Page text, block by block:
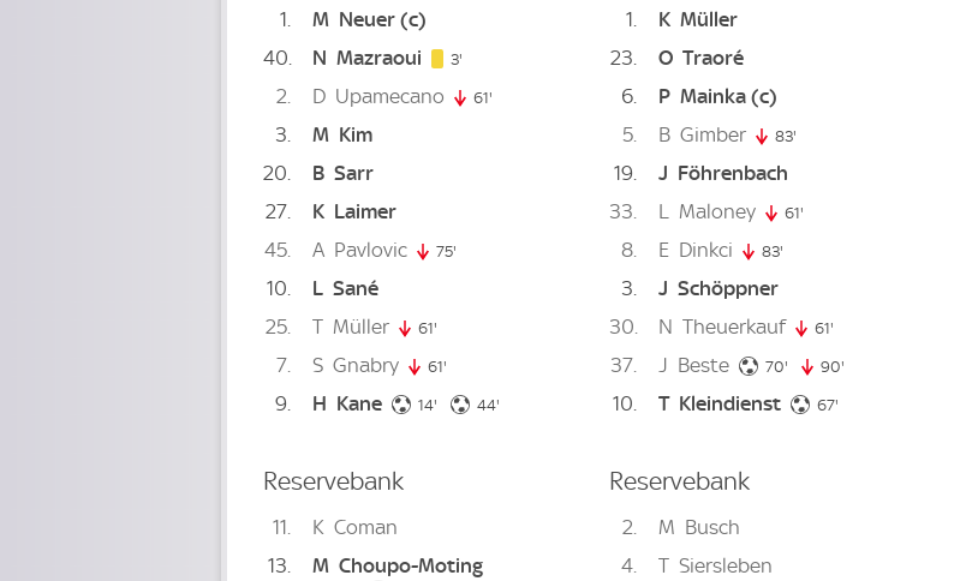
1 M Neuer(c)
40
N Mazraoui 3'
2 D Upamecano 61'
3 M Kim
20
B Sarr
27
K Laimer
45
A Pavlovic 75'
10 L Sané
25
T Müller 61'
7 S Gnabry 61'
9 H Kane 14' 14. minute
44'
Reservebank
11 K Coman
13
M Choupo-Moting
1 K Müller
23
O Traoré
6
P Mainka(c)
5
B Gimber 83'
19 J Föhrenbach
33
L Maloney 61'
8 E Dinkci 83'
3 J Schöppner
30
N Theuerkauf 61'
37 J Beste 70' 70. minute
90'
10 T Kleindienst 67'
Reservebank
2 M Busch
4
T Siersleben